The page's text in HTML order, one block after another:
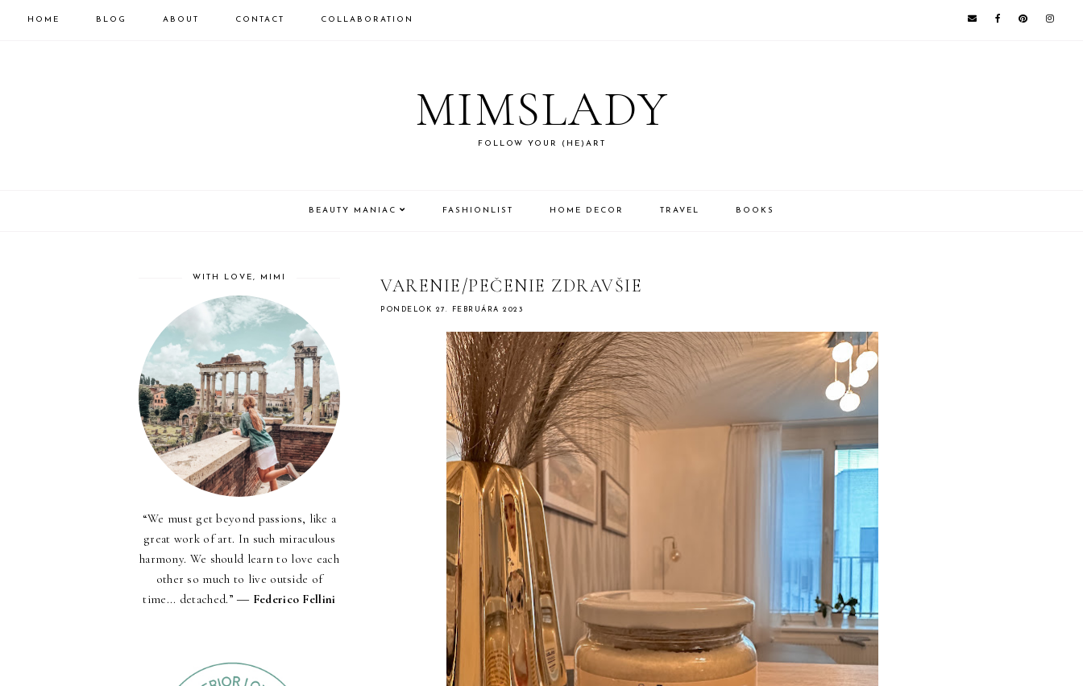
HOME BLOG ABOUT CONTACT COLLABORATION
MIMSLADY
FOLLOW YOUR (HE)ART
BEAUTY MANIAC FASHIONLIST HOME DECOR TRAVEL BOOKS
VARENIE/PEČENIE ZDRAVŠIE
PONDELOK 27. FEBRUÁRA 2023
WITH LOVE, MIMI
“We must get beyond passions, like a
great work of art. In such miraculous
harmony. We should learn to love each
other so much to live outside of
time... detached.” ― Federico Fellini